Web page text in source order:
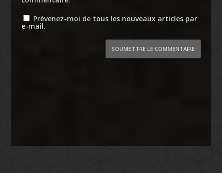
Prévenez-moi de tous les nouveaux articles par
e-mail.
SOUMETTRE LE COMMENTAIRE